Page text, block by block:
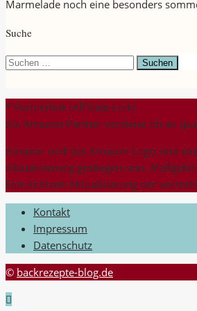
Marmelade noch eine besonders
Suche
Suchen
* Partnerlink (Affiliate-Link)
Als Amazon-Partner verdiene ich an
Amazon und das Amazon-Logo sind
Aktualisierung gestiegen sein.
Eine Echtzeit-Aktualisierung der
Kontakt
Impressum
Datenschutz
© backrezepte-blog.de